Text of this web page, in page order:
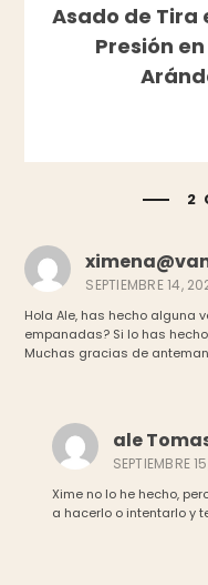
Asado de Tira
Presión
2
SEPTIEMBRE 14,
Hola Ale, has hecho alguna
empanadas? Si lo has
Muchas gracias de
ale
SEPTIEMBRE
Xime no lo he hecho,
a hacerlo o intentarlo y